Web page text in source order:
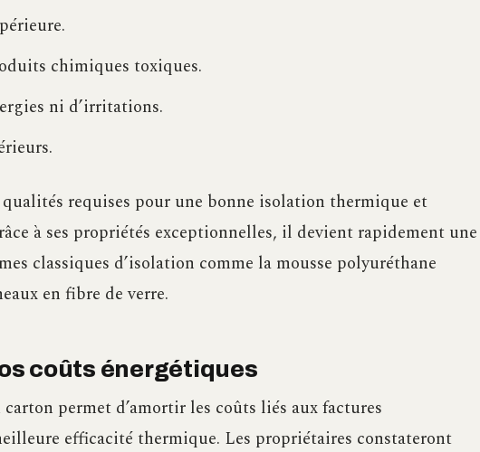
chimiques toxiques.
ni d’irritations.
requises pour une bonne isolation thermique et
à ses propriétés exceptionnelles, il devient rapidement une
classiques d’isolation comme la mousse polyuréthane
en fibre de verre.
coûts énergétiques
permet d’amortir les coûts liés aux factures
efficacité thermique. Les propriétaires constateront